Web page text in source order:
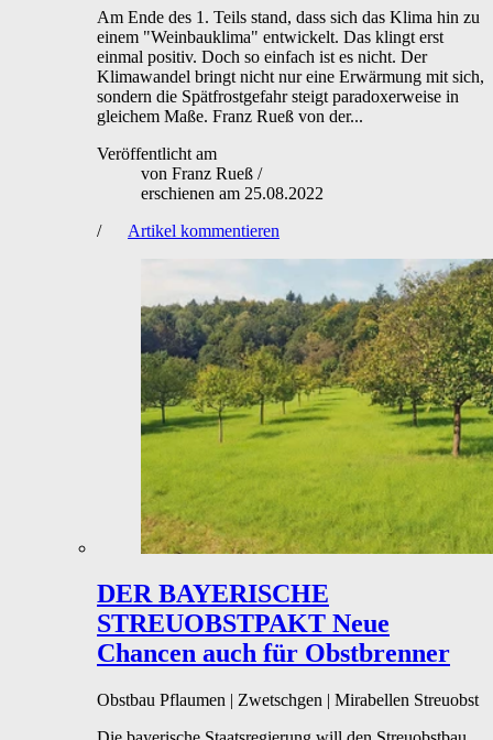
Am Ende des 1. Teils stand, dass sich das Klima hin zu
einem "Weinbauklima" entwickelt. Das klingt erst
einmal positiv. Doch so einfach ist es nicht. Der
Klimawandel bringt nicht nur eine Erwärmung mit sich,
sondern die Spätfrostgefahr steigt paradoxerweise in
gleichem Maße. Franz Rueß von der...
Veröffentlicht am
von Franz Rueß /
erschienen am 25.08.2022
/
Artikel kommentieren
DER BAYERISCHE
STREUOBSTPAKT Neue
Chancen auch für Obstbrenner
Obstbau Pflaumen | Zwetschgen | Mirabellen Streuobst